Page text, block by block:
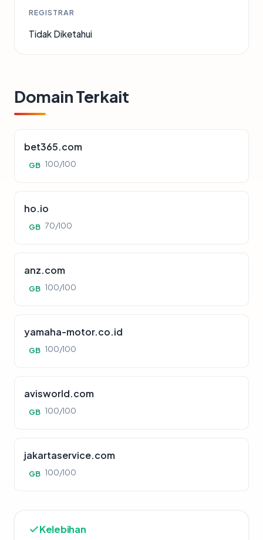
REGISTRAR
Tidak Diketahui
Domain Terkait
bet365.com
GB 100/100
ho.io
GB 70/100
anz.com
GB 100/100
yamaha-motor.co.id
GB 100/100
avisworld.com
GB 100/100
jakartaservice.com
GB 100/100
Kelebihan